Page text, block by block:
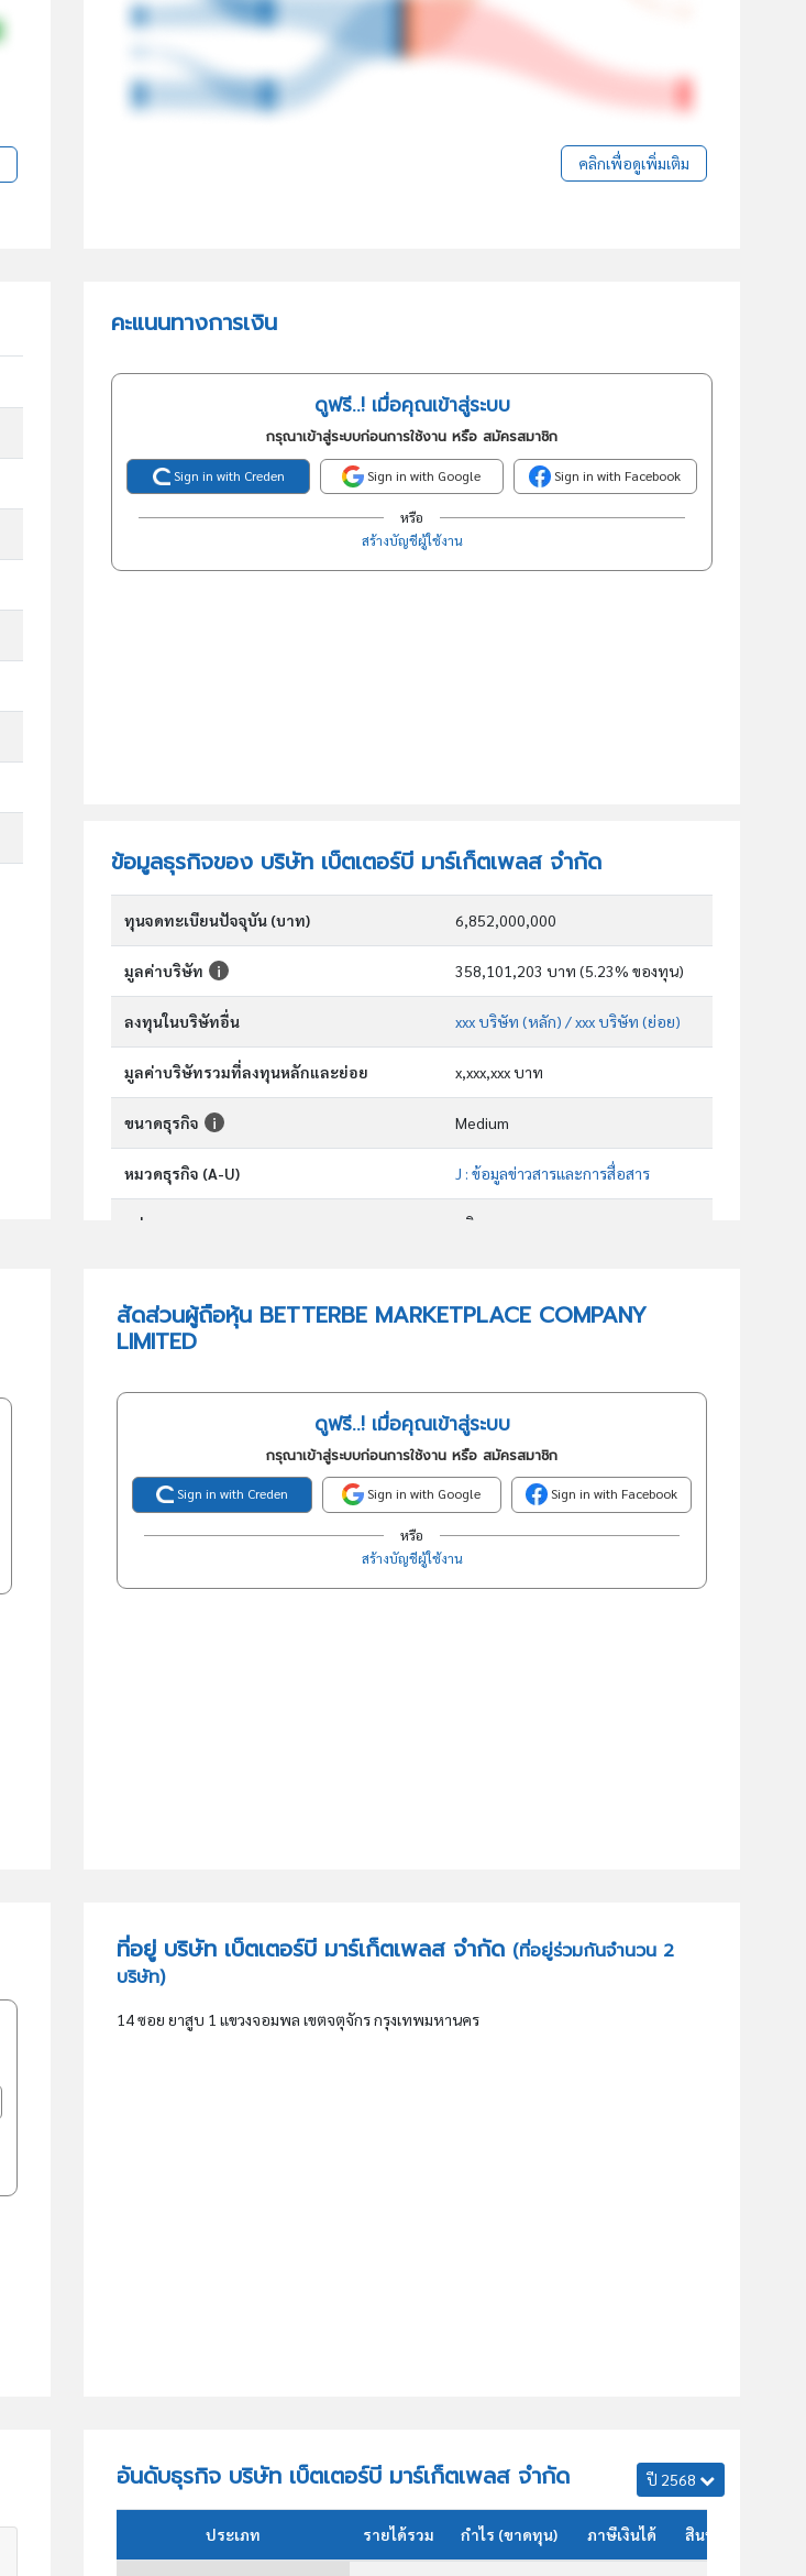
คลิกเพื่อดูเพิ่มเติม
คะแนนทางการเงิน
ดูฟรี..! เมื่อคุณเข้าสู่ระบบ
กรุณาเข้าสู่ระบบก่อนการใช้งาน หรือ สมัครสมาชิก
Sign in with Creden Sign in with Google Sign in with Facebook
หรือ
สร้างบัญชีผู้ใช้งาน
ข้อมูลธุรกิจของ บริษัท เบ็ตเตอร์บี มาร์เก็ตเพลส จำกัด
ทุนจดทะเบียนปัจจุบัน (บาท) 6,852,000,000
มูลค่าบริษัท 358,101,203 บาท (5.23% ของทุน)
ลงทุนในบริษัทอื่น xxx บริษัท (หลัก) / xxx บริษัท (ย่อย)
มูลค่าบริษัทรวมที่ลงทุนหลักและย่อย x,xxx,xxx บาท
ขนาดธุรกิจ Medium
หมวดธุรกิจ (A-U) J : ข้อมูลข่าวสารและการสื่อสาร
กลุ่มอุตสาหกรรม บริการ
อันดับธุรกิจในกลุ่มนี้
สัดส่วนผู้ถือหุ้น BETTERBE MARKETPLACE COMPANY
LIMITED
ดูฟรี..! เมื่อคุณเข้าสู่ระบบ
กรุณาเข้าสู่ระบบก่อนการใช้งาน หรือ สมัครสมาชิก
Sign in with Creden Sign in with Google Sign in with Facebook
หรือ
สร้างบัญชีผู้ใช้งาน
ที่อยู่ บริษัท เบ็ตเตอร์บี มาร์เก็ตเพลส จำกัด (ที่อยู่ร่วมกันจำนวน 2
บริษัท)
14 ซอย ยาสูบ 1 แขวงจอมพล เขตจตุจักร กรุงเทพมหานคร
อันดับธุรกิจ บริษัท เบ็ตเตอร์บี มาร์เก็ตเพลส จำกัด ปี 2568
ประเภท รายได้รวม กำไร (ขาดทุน) ภาษีเงินได้ สินทรัพย์รวม